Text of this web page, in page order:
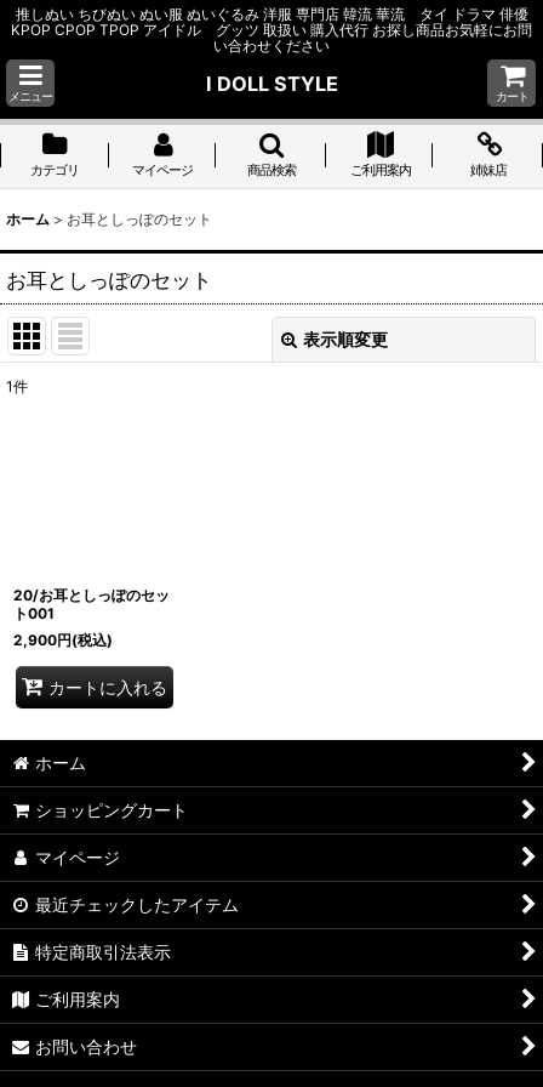
推しぬい ちびぬい ぬい服 ぬいぐるみ 洋服 専門店 韓流 華流 タイ ドラマ 俳優
KPOP CPOP TPOP アイドル グッツ 取扱い 購入代行 お探し商品お気軽にお問
い合わせください
メニュー
I DOLL STYLE
カート
カテゴリ マイページ 商品検索 ご利用案内 姉妹店
ホーム > お耳としっぽのセット
お耳としっぽのセット
表示順変更
1件
20/お耳としっぽのセッ
ト001
2,900円(税込)
カートに入れる
ホーム
ショッピングカート
マイページ
最近チェックしたアイテム
特定商取引法表示
ご利用案内
お問い合わせ